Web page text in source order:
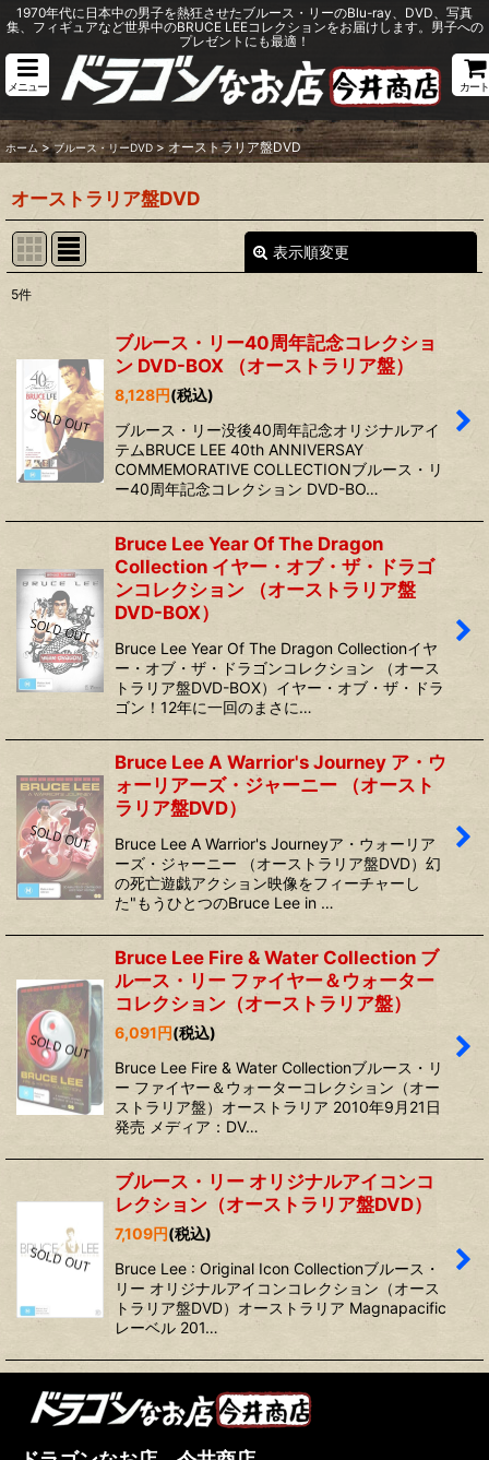
1970年代に日本中の男子を熱狂させたブルース・リーのBlu-ray、DVD、写真
集、フィギュアなど世界中のBRUCE LEEコレクションをお届けします。男子への
プレゼントにも最適！
メニュー カート
ホーム > ブルース・リーDVD > オーストラリア盤DVD
オーストラリア盤DVD
表示順変更
並び順:
絞り込む
5件
ブルース・リー40周年記念コレクショ
ン DVD-BOX （オーストラリア盤）
8,128円(税込)
ブルース・リー没後40周年記念オリジナルアイ
テムBRUCE LEE 40th ANNIVERSAY
COMMEMORATIVE COLLECTIONブルース・リ
ー40周年記念コレクション DVD-BO…
Bruce Lee Year Of The Dragon
Collection イヤー・オブ・ザ・ドラゴ
ンコレクション （オーストラリア盤
DVD-BOX）
Bruce Lee Year Of The Dragon Collectionイヤ
ー・オブ・ザ・ドラゴンコレクション （オース
トラリア盤DVD-BOX）イヤー・オブ・ザ・ドラ
ゴン！12年に一回のまさに…
Bruce Lee A Warrior's Journey ア・ウ
ォーリアーズ・ジャーニー （オースト
ラリア盤DVD）
Bruce Lee A Warrior's Journeyア・ウォーリア
ーズ・ジャーニー （オーストラリア盤DVD）幻
の死亡遊戯アクション映像をフィーチャーし
た"もうひとつのBruce Lee in …
Bruce Lee Fire & Water Collection ブ
ルース・リー ファイヤー＆ウォーター
コレクション（オーストラリア盤）
6,091円(税込)
Bruce Lee Fire & Water Collectionブルース・リ
ー ファイヤー＆ウォーターコレクション（オー
ストラリア盤）オーストラリア 2010年9月21日
発売 メディア：DV…
ブルース・リー オリジナルアイコンコ
レクション（オーストラリア盤DVD）
7,109円(税込)
Bruce Lee : Original Icon Collectionブルース・
リー オリジナルアイコンコレクション（オース
トラリア盤DVD）オーストラリア Magnapacific
レーベル 201…